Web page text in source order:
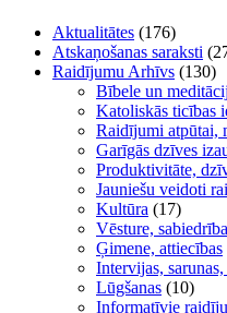
Aktualitātes (176)
Atskaņošanas saraksti
Raidījumu Arhīvs (130)
Bībele un
Katoliskās ticības
Raidījumi atpūtai,
Garīgās dzīves
Produktivitāte,
Jauniešu veidoti
Kultūra (17)
Vēsture, sabiedrība
Ģimene, attiecības
Intervijas,
Lūgšanas (10)
Informatīvie